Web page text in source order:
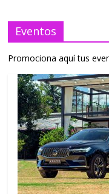
Eventos
Promociona aquí tus